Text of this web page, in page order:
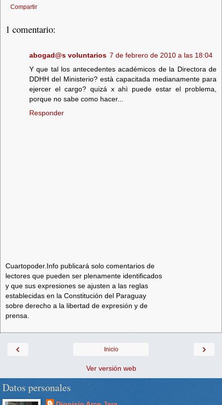
Compartir
1 comentario:
abogad@s voluntarios 7 de febrero de 2010 a las 18:04
Y que tal los antecedentes académicos de la Directora de
DDHH del Ministerio? està capacitada medianamente para
ejercer el cargo? quizá x ahì puede estar el problema,
porque no sabe como hacer...
Responder
Cuartopoder.Info publicará solo comentarios de
lectores que pueden ser plenamente identificados
y que sus expresiones se ajusten a las reglas
establecidas en la Constitución del Paraguay
sobre derecho a la libertad de expresión y de
prensa.
‹ ›
Inicio
Ver versión web
Datos personales